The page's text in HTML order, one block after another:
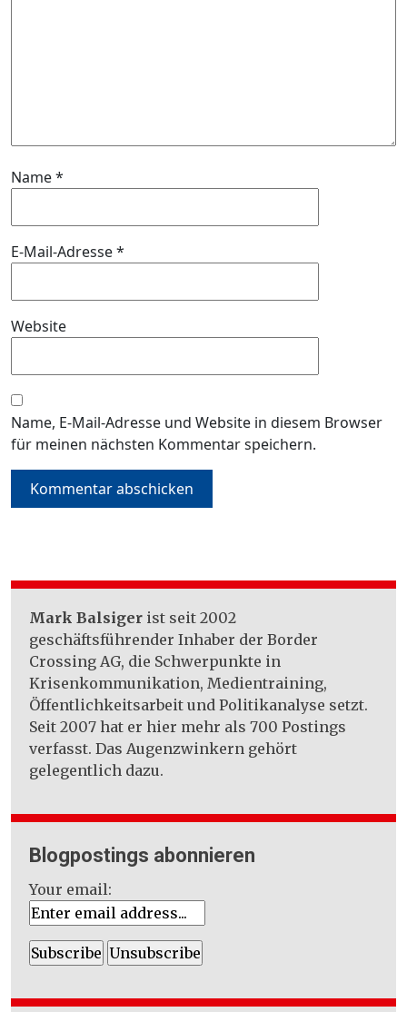
Name*
E-Mail-Adresse*
Website
Name, E-Mail-Adresse und Website in diesem Browser
für meinen nächsten Kommentar speichern.
Mark Balsiger ist seit 2002
geschäftsführender Inhaber der Border
Crossing AG, die Schwerpunkte in
Krisenkommunikation, Medientraining,
Öffentlichkeitsarbeit und Politikanalyse setzt.
Seit 2007 hat er hier mehr als 700 Postings
verfasst. Das Augenzwinkern gehört
gelegentlich dazu.
Blogpostings abonnieren
Your email: